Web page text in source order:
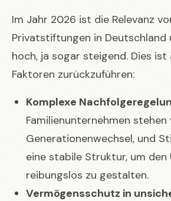
Im Jahr 2026 ist die Relevanz
Privatstiftungen in Deutschland
hoch, ja sogar steigend. Dies
Faktoren zurückzuführen:
Komplexe
Familienunternehmen stehen
Generationenwechsel, und
eine stabile Struktur, um den
reibungslos zu gestalten.
Vermögensschutz in